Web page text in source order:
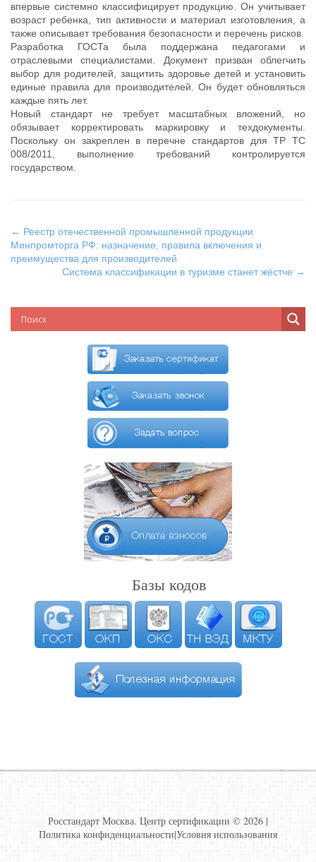
впервые системно классифицирует продукцию. Он учитывает
возраст ребенка, тип активности и материал изготовления, а
также описывает требования безопасности и перечень рисков.
Разработка ГОСТа была поддержана педагогами и
отраслевыми специалистами. Документ призван облегчить
выбор для родителей, защитить здоровье детей и установить
единые правила для производителей. Он будет обновляться
каждые пять лет.
Новый стандарт не требует масштабных вложений, но
обязывает корректировать маркировку и техдокументы.
Поскольку он закреплен в перечне стандартов для ТР ТС
008/2011, выполнение требований контролируется
государством.
← Реестр отечественной промышленной продукции
Минпромторга РФ: назначение, правила включения и
преимущества для производителей
Система классификации в туризме станет жёстче →
Базы кодов
Росстандарт Москва. Центр сертификации © 2026 |
Политика конфиденциальности|Условия использования